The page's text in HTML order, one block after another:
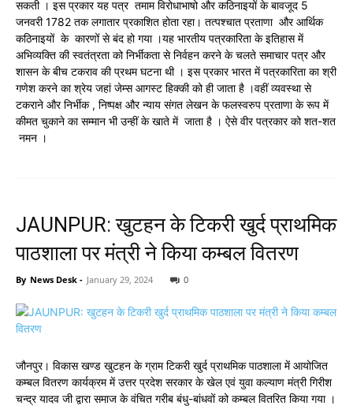
सकती । इस प्रकार यह पत्र तमाम विरोधाभाषो और कठिनाइयों के बावजूद 5
जनवरी 1782 तक लगातार प्रकाशित होता रहा। तत्पश्चात प्रताणा और आर्थिक
कठिनाइयों के कारणों से बंद हो गया ।यह भारतीय पत्रकारिता के इतिहास में
अभिव्यक्ति की स्वतंत्रता को निर्भीकता से निर्वहन करने के चलते समाचार पत्र और
शासन के बीच टकराव की प्रथम घटना थी । इस प्रकार भारत में पत्रकारिता का श्री
गणेश करने का श्रेय जहां जेम्स आगस्ट हिक्की को ही जाता है ।वहीं व्यवस्था से
टकराने और निर्भीक , निष्पक्ष और न्याय संगत लेखन के फलस्वरुप प्रताणा के रूप में
कीमत चुकाने का सम्मान भी उन्हीं के खाते में जाता है । ऐसे वीर पत्रकार को शत-शत
नमन ।
JAUNPUR: खुटहन के टिकरी खुर्द प्राथमिक
पाठशाला पर मंत्री ने किया कम्बल वितरण
By News Desk - January 29, 2024 0
जौनपुर। विकास खण्ड खुटहन के ग्राम टिकरी खुर्द प्राथमिक पाठशाला में आयोजित
कम्बल वितरण कार्यक्रम में उत्तर प्रदेश सरकार के खेल एवं युवा कल्याण मंत्री गिरीश
चन्द्र यादव जी द्वारा समाज के वंचित गरीब बंधु-बांधवों को कम्बल वितरित किया गया ।